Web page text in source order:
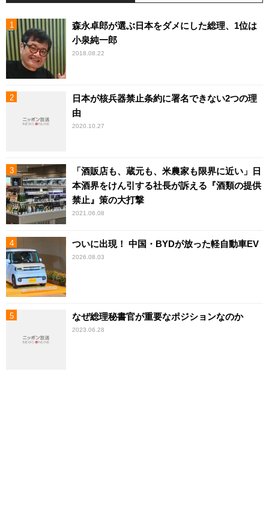
森永卓郎が選ぶ日本をダメにした総理、1位は
小泉純一郎
2018.08.22
日本が核兵器禁止条約に署名できない2つの理
由
2020.10.27
「酒販店も、蔵元も、米農家も限界に近い」日
本酒界をけん引する社長が訴える『酒類の提供
禁止』策の大打撃
2021.06.08
ついに出現！ 中国・BYDが放った軽自動車EV
2026.08.03
なぜ総理秘書官が重要なポジションなのか
2023.06.28